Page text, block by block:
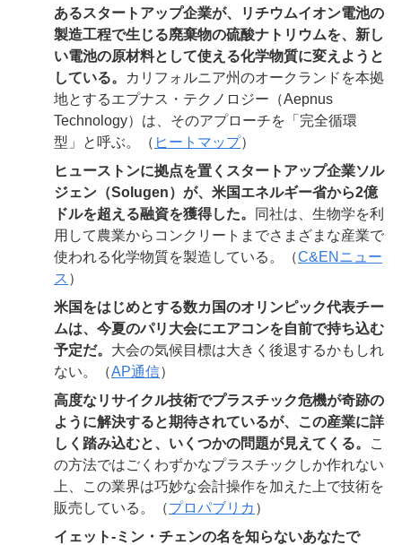
あるスタートアップ企業が、リチウムイオン電池の
製造工程で生じる廃棄物の硫酸ナトリウムを、新し
い電池の原材料として使える化学物質に変えようと
している。
カリフォルニア州のオークランドを本拠
地とするエプナス・テクノロジー（Aepnus
Technology）は、そのアプローチを「完全循環
型」と呼ぶ。（ ヒートマップ）
ヒューストンに拠点を置くスタートアップ企業ソル
ジェン（Solugen） が、米国エネルギー省から2億
ドルを超える融資を獲得した。
同社は、生物学を利
用して農業からコンクリートまでさまざまな産業で
使われる化学物質を製造している。（C&ENニュー
ス ）
米国をはじめとする数カ国のオリンピック代表チー
ムは、今夏のパリ大会にエアコンを自前で持ち込む
予定だ。 大会の気候目標は大きく後退するかもしれ
ない。（AP通信）
高度なリサイクル技術でプラスチック危機が奇跡の
ように解決すると期待されているが、この産業に詳
しく踏み込むと、いくつかの問題が見えてくる。
こ
の方法ではごくわずかなプラスチックしか作れない
上、この業界は巧妙な会計操作を加えた上で技術を
販売している。（プロパブリカ ）
イェット‐ミン・チェンの名を知らないあなたで